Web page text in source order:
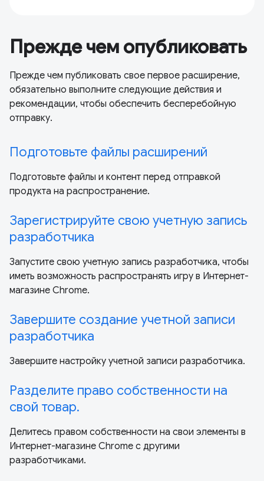
Прежде чем опубликовать
Прежде чем публиковать свое первое расширение,
обязательно выполните следующие действия и
рекомендации, чтобы обеспечить бесперебойную
отправку.
Подготовьте файлы расширений
Подготовьте файлы и контент перед отправкой
продукта на распространение.
Зарегистрируйте свою учетную запись
разработчика
Запустите свою учетную запись разработчика, чтобы
иметь возможность распространять игру в Интернет-
магазине Chrome.
Завершите создание учетной записи
разработчика
Завершите настройку учетной записи разработчика.
Разделите право собственности на
свой товар.
Делитесь правом собственности на свои элементы в
Интернет-магазине Chrome с другими
разработчиками.